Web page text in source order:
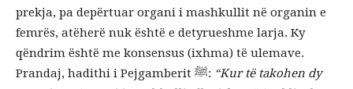
prekja, pa depërtuar organi i mashkullit në organin e
femrës, atëherë nuk është e detyrueshme larja. Ky
qëndrim është me konsensus (ixhma) të ulemave.
Prandaj, hadithi i Pejgamberit ﷺ: “Kur të takohen dy